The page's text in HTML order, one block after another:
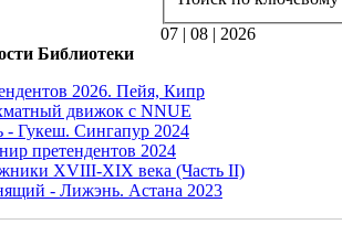
07 | 08 | 2026
Библиотеки
2026. Пейя, Кипр
движок с NNUE
Гукеш. Сингапур 2024
претендентов 2024
XVIII-XIX века (Часть II)
- Лижэнь. Астана 2023